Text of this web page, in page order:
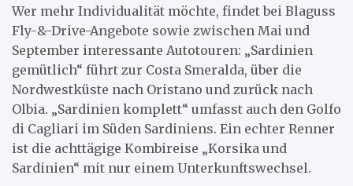
Wer mehr Individualität möchte, findet bei Blaguss
Fly-&-Drive-Angebote sowie zwischen Mai und
September interessante Autotouren: „Sardinien
gemütlich“ führt zur Costa Smeralda, über die
Nordwestküste nach Oristano und zurück nach
Olbia. „Sardinien komplett“ umfasst auch den Golfo
di Cagliari im Süden Sardiniens. Ein echter Renner
ist die achttägige Kombireise „Korsika und
Sardinien“ mit nur einem Unterkunftswechsel.